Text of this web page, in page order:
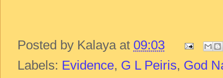
Posted by Kalaya at 09:03
Labels: Evidence, G L Peiris, God